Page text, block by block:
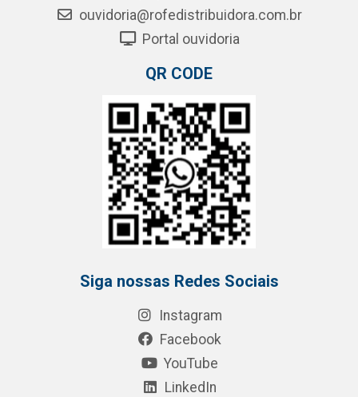
ouvidoria@rofedistribuidora.com.br
Portal ouvidoria
QR CODE
Siga nossas Redes Sociais
Instagram
Facebook
YouTube
LinkedIn